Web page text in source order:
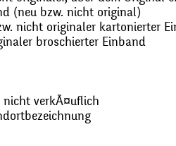
(neu bzw. nicht original)
nicht originaler kartonierter
broschierter Einband
nicht verkÃ¤uflich